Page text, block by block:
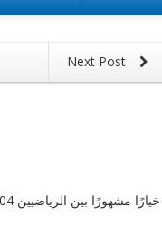
Next Post